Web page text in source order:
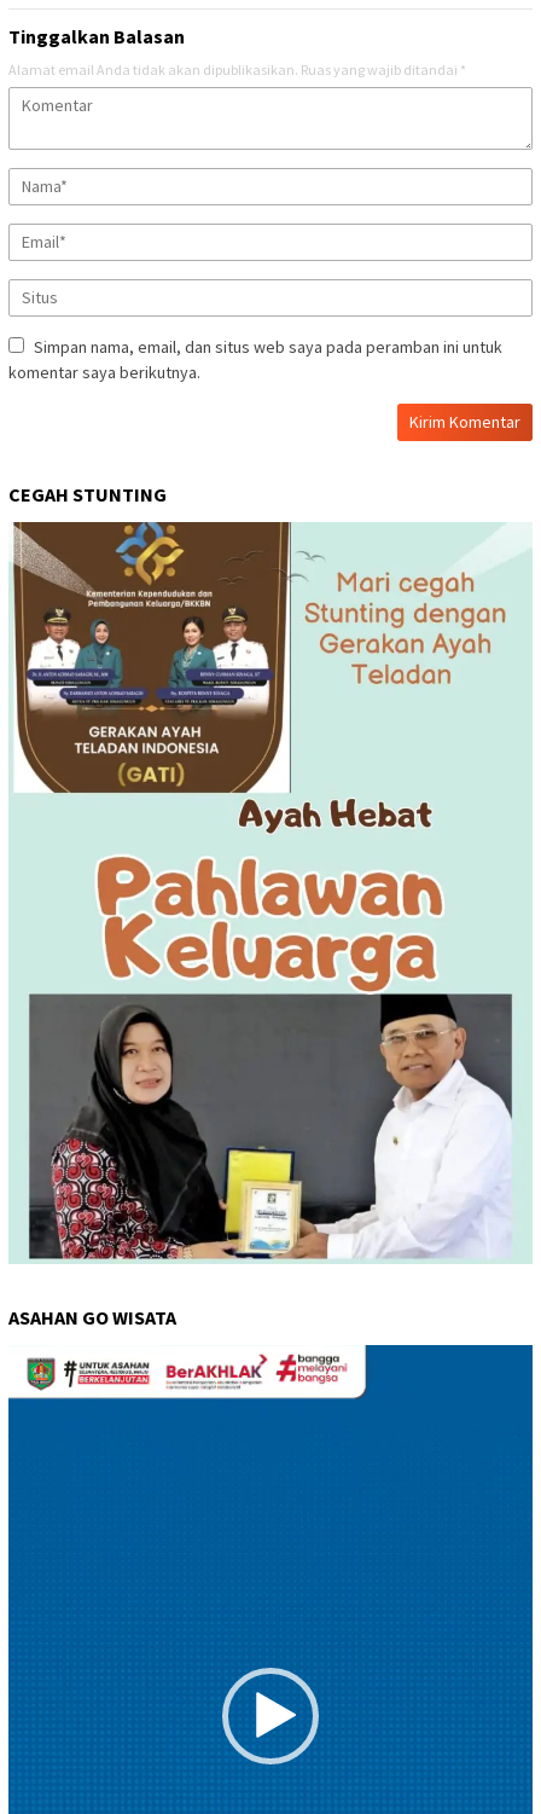
Tinggalkan Balasan
Alamat email Anda tidak akan dipublikasikan. Ruas yang wajib ditandai *
Simpan nama, email, dan situs web saya pada peramban ini untuk
komentar saya berikutnya.
CEGAH STUNTING
ASAHAN GO WISATA
Pemutar
Video